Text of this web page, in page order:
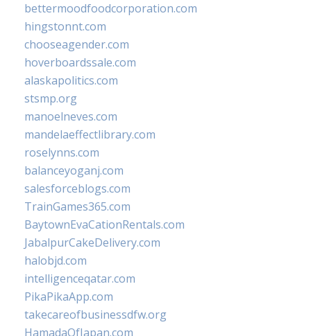
bettermoodfoodcorporation.com
hingstonnt.com
chooseagender.com
hoverboardssale.com
alaskapolitics.com
stsmp.org
manoelneves.com
mandelaeffectlibrary.com
roselynns.com
balanceyoganj.com
salesforceblogs.com
TrainGames365.com
BaytownEvaCationRentals.com
JabalpurCakeDelivery.com
halobjd.com
intelligenceqatar.com
PikaPikaApp.com
takecareofbusinessdfw.org
HamadaOfJapan.com